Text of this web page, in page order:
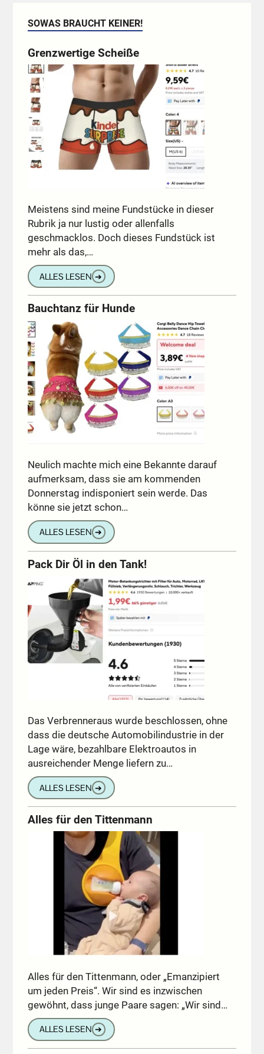
SOWAS BRAUCHT KEINER!
Grenzwertige Scheiße
Meistens sind meine Fundstücke in dieser
Rubrik ja nur lustig oder allenfalls
geschmacklos. Doch dieses Fundstück ist
mehr als das,…
ALLES LESEN ➔
Bauchtanz für Hunde
Neulich machte mich eine Bekannte darauf
aufmerksam, dass sie am kommenden
Donnerstag indisponiert sein werde. Das
könne sie jetzt schon…
ALLES LESEN ➔
Pack Dir Öl in den Tank!
Das Verbrenneraus wurde beschlossen, ohne
dass die deutsche Automobilindustrie in der
Lage wäre, bezahlbare Elektroautos in
ausreichender Menge liefern zu…
ALLES LESEN ➔
Alles für den Tittenmann
Alles für den Tittenmann, oder „Emanzipiert
um jeden Preis“. Wir sind es inzwischen
gewöhnt, dass junge Paare sagen: „Wir sind…
ALLES LESEN ➔